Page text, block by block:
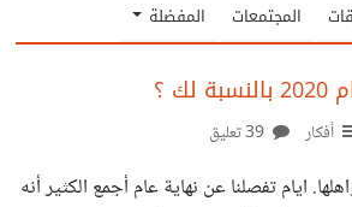
المجتمعات المفضلة
؟
أفكار
ايام تفصلنا عن نهاية عام أجمع الكثير أنه